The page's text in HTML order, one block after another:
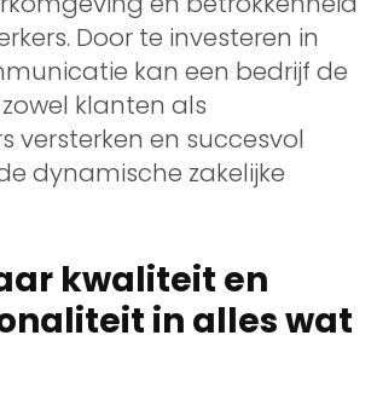
Door te investeren in
kan een bedrijf de
klanten als
versterken en succesvol
dynamische zakelijke
kwaliteit en
in alles wat